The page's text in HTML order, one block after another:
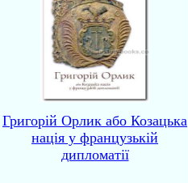
Григорій Орлик або Козацька
нація у французькій
дипломатії